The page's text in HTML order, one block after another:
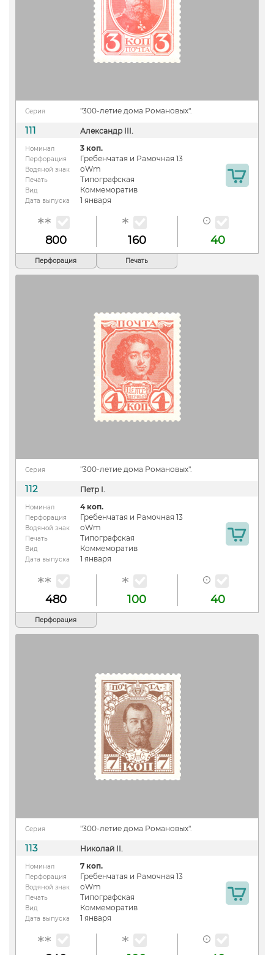
Серия "300-летие дома Романовых".
111 Александр III.
Номинал 3 коп.
Перфорация Гребенчатая и Рамочная 13
Водяной знак oWm
Печать Типографская
Вид Коммеморатив
Дата выпуска 1 января
800 160 40
Перфорация Печать
Серия "300-летие дома Романовых".
112 Петр I.
Номинал 4 коп.
Перфорация Гребенчатая и Рамочная 13
Водяной знак oWm
Печать Типографская
Вид Коммеморатив
Дата выпуска 1 января
480 100 40
Перфорация
Серия "300-летие дома Романовых".
113 Николай II.
Номинал 7 коп.
Перфорация Гребенчатая и Рамочная 13
Водяной знак oWm
Печать Типографская
Вид Коммеморатив
Дата выпуска 1 января